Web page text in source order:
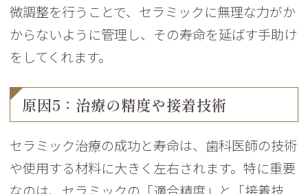
微調整を行うことで、セラミックに無理な力がか
からないように管理し、その寿命を延ばす手助け
をしてくれます。
原因5：治療の精度や接着技術
セラミック治療の成功と寿命は、歯科医師の技術
や使用する材料に大きく左右されます。特に重要